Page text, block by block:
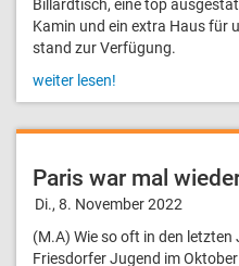
Billardtisch, eine top
Kamin und ein extra Haus für
stand zur Verfügung.
weiter lesen!
Paris war mal
Di., 8. November 2022
(M.A) Wie so oft in den
Friesdorfer Jugend im